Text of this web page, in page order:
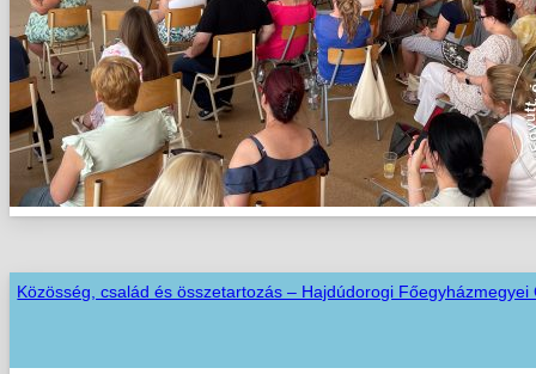
Közösség, család és összetartozás – Hajdúdorogi Főegyházmegyei